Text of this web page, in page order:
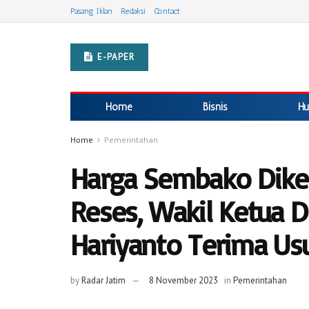
Pasang Iklan Redaksi Contact
E-PAPER
Home Bisnis
Home Pemerintahan
Harga Sembako
Reses, Wakil Ketua
Hariyanto Terima
byRadar Jatim 8 November 2023 in Pemerintahan